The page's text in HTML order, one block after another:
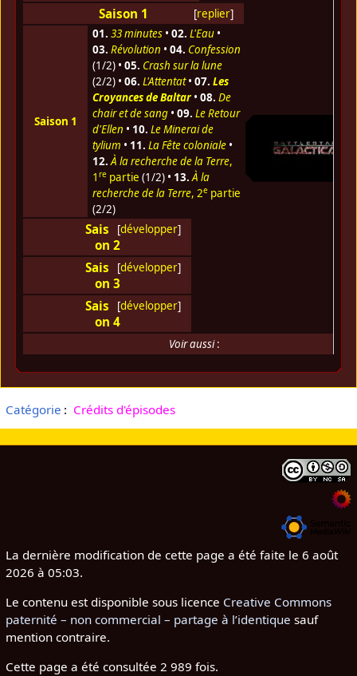
[replier]
Saison 1
Saison 1
01. 33 minutes• 02. L'Eau•
03. Révolution • 04. Confession
(1/2) • 05. Crash sur la lune
(2/2) • 06. L'Attentat• 07. Les
Croyances de Baltar• 08. De
chair et de sang• 09. Le Retour
d'Ellen • 10. Le Minerai de
tylium • 11. La Fête coloniale•
12.À la recherche de la Terre,
1 repartie (1/2) • 13.À la
recherche de la Terre, 2epartie
(2/2)
[développer]
Sais
on 2
[développer]
Sais
on 3
[développer]
Sais
on 4
Voir aussi:
Catégorie : Crédits d'épisodes
La dernière modification de cette page a été faite le 6 août
2026 à 05:03.
Le contenu est disponible sous licence Creative Commons
paternité – non commercial – partage à l’identique sauf
mention contraire.
Cette page a été consultée 2 989 fois.